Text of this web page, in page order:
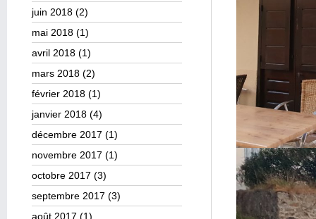
juin 2018 (2)
mai 2018 (1)
avril 2018 (1)
mars 2018 (2)
février 2018 (1)
janvier 2018 (4)
décembre 2017 (1)
novembre 2017 (1)
octobre 2017 (3)
septembre 2017 (3)
août 2017 (1)